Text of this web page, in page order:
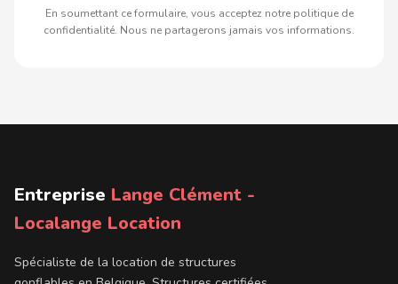
En soumettant ce formulaire, vous acceptez notre politique de
confidentialité. Nous ne partagerons jamais vos informations.
Entreprise Lange Clément -
Localange Location
Spécialiste de la location de structures